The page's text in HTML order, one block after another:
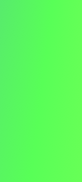
La dedizione di
edilizie sostenibili è
sfruttare le mie
vostre iniziative
all'avanguardia ai
come il mio
beneficiare la vostra
Grazie per aver